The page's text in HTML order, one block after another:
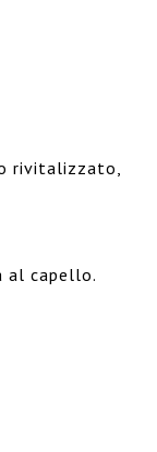
rivitalizzato,
al capello.